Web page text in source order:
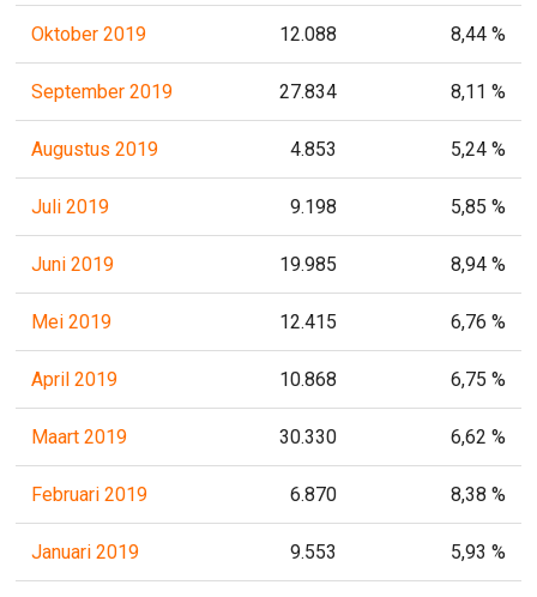
Oktober 2019 12.088 8,44 %
September 2019 27.834 8,11 %
Augustus 2019 4.853 5,24 %
Juli 2019 9.198 5,85 %
Juni 2019 19.985 8,94 %
Mei 2019 12.415 6,76 %
April 2019 10.868 6,75 %
Maart 2019 30.330 6,62 %
Februari 2019 6.870 8,38 %
Januari 2019 9.553 5,93 %